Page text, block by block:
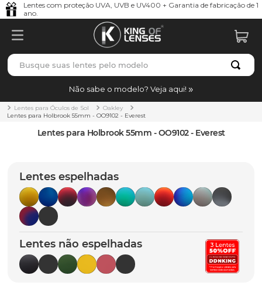
Lentes com proteção UVA, UVB e UV400 + Garantia de fabricação de 1
ano.
Busque suas lentes pelo modelo
Não sabe o modelo? Veja aqui!
Lentes para Óculos de Sol
Oakley
Lentes para Holbrook 55mm - OO9102 - Everest
Lentes para Holbrook 55mm - OO9102 - Everest
Lentes espelhadas
Lentes não espelhadas
TERMOS MAIS BUSCADOS
1º borrachas
holbrook
5º chaves
6º t-shock
7º gasket
8º parafusos
9º latch